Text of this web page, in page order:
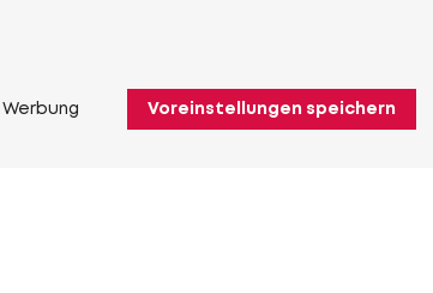
Werbung Voreinstellungen speichern